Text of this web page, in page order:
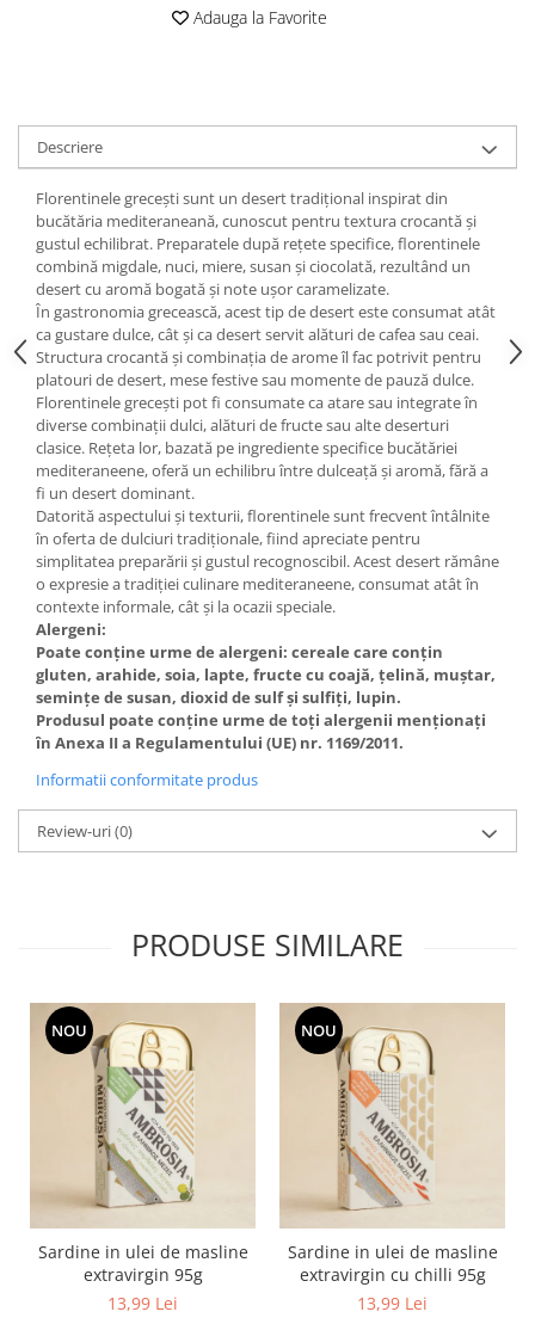
Adauga la Favorite
Descriere
Florentinele grecești sunt un desert tradițional inspirat din
bucătăria mediteraneană, cunoscut pentru textura crocantă și
gustul echilibrat. Preparatele după rețete specifice, florentinele
combină migdale, nuci, miere, susan și ciocolată, rezultând un
desert cu aromă bogată și note ușor caramelizate.
În gastronomia grecească, acest tip de desert este consumat atât
ca gustare dulce, cât și ca desert servit alături de cafea sau ceai.
Structura crocantă și combinația de arome îl fac potrivit pentru
platouri de desert, mese festive sau momente de pauză dulce.
Florentinele grecești pot fi consumate ca atare sau integrate în
diverse combinații dulci, alături de fructe sau alte deserturi
clasice. Rețeta lor, bazată pe ingrediente specifice bucătăriei
mediteraneene, oferă un echilibru între dulceață și aromă, fără a
fi un desert dominant.
Datorită aspectului și texturii, florentinele sunt frecvent întâlnite
în oferta de dulciuri tradiționale, fiind apreciate pentru
simplitatea preparării și gustul recognoscibil. Acest desert rămâne
o expresie a tradiției culinare mediteraneene, consumat atât în
contexte informale, cât și la ocazii speciale.
Alergeni:
Poate conține urme de alergeni: cereale care conțin
gluten, arahide, soia, lapte, fructe cu coajă, țelină, muștar,
semințe de susan, dioxid de sulf și sulfiți, lupin.
Produsul poate conține urme de toți alergenii menționați
în Anexa II a Regulamentului (UE) nr. 1169/2011.
Informatii conformitate produs
Review-uri(0)
PRODUSE SIMILARE
NOU
Sardine in ulei de masline
extravirgin 95g
13,99 Lei
NOU
Sardine in ulei de masline
extravirgin cu chilli 95g
13,99 Lei